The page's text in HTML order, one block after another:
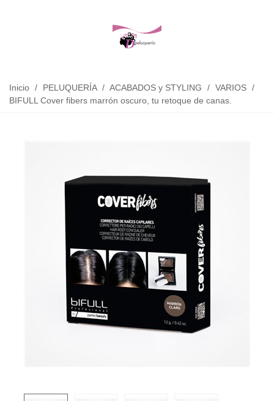
Inicio / PELUQUERÍA / ACABADOS y STYLING / VARIOS /
BIFULL Cover fibers marrón oscuro, tu retoque de canas.